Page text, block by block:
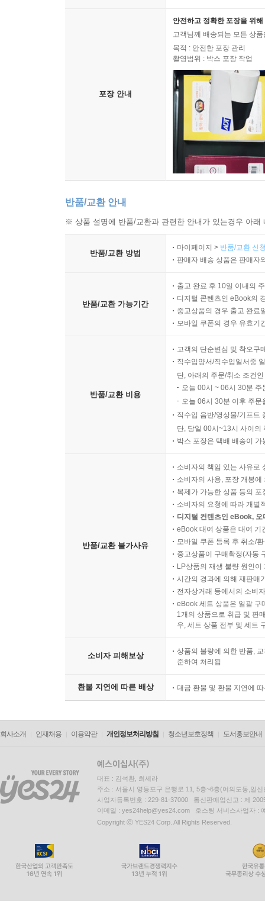
포장 안내
안전하고 정확한 포장을 위
고객님께 배송되는 모든 상
목적 : 안전한 포장 관리
촬영범위 : 박스 포장 작업
반품/교환 안내
※ 상품 설명에 반품/교환과 관련한 안내가 있는경우 아
반품/교환 방법
마이페이지 > 반품/교환 신
판매자 배송 상품은 판매자
반품/교환 가능기간
출고 완료 후 10일 이내의
디지털 콘텐츠인 eBook의
중고상품의 경우 출고 완료
모바일 쿠폰의 경우 유효기
반품/교환 비용
고객의 단순변심 및 착오구
직수입양서/직수입일서중
단, 아래의 주문/취소 조건
오늘 00시 ~ 06시 30분
오늘 06시 30분 이후 주
직수입 음반/영상물/기프트
단, 당일 00시~13시 사이의
박스 포장은 택배 배송이
반품/교환 불가사유
소비자의 책임 있는 사유로
소비자의 사용, 포장 개봉
복제가 가능한 상품 등의
소비자의 요청에 따라 개별
디지털 컨텐츠인 eBook,
eBook 대여 상품은 대여 기
모바일 쿠폰 등록 후 취소/
중고상품이 구매확정(자동
LP상품의 재생 불량 원인
시간의 경과에 의해 재판매
전자상거래 등에서의 소비
eBook 세트 상품은 일괄 구
1개의 상품으로 취급 및 판
우, 세트 상품 전부 및 세트
소비자 피해보상
상품의 불량에 의한 반품,
준하여 처리됨
환불 지연에 따른 배상 대금 환불 및 환불 지연에
회사소개 인재채용 이용약관 개인정보처리방침 청소년보호정책 도서홍보안내
대표 : 김석환, 최세라
주소 : 서울시 영등포구 은행로 11, 5층~6층(여의도동,일신
사업자등록번호 : 229-81-37000 통신판매업신고 : 제
이메일 : yes24help@yes24.com 호스팅 서비스사업자 :
Copyright ⓒ YES24 Corp. All Rights Reserved.